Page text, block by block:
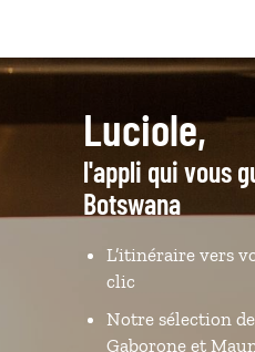
Luciole,
l'appli qui vous
Botswana
L’itinéraire vers
clic
Notre sélection
Gaborone et